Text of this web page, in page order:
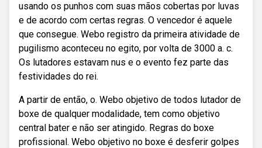
usando os punhos com suas mãos cobertas por luvas
e de acordo com certas regras. O vencedor é aquele
que consegue. Webo registro da primeira atividade de
pugilismo aconteceu no egito, por volta de 3000 a. c.
Os lutadores estavam nus e o evento fez parte das
festividades do rei.
A partir de então, o. Webo objetivo de todos lutador de
boxe de qualquer modalidade, tem como objetivo
central bater e não ser atingido. Regras do boxe
profissional. Webo objetivo no boxe é desferir golpes